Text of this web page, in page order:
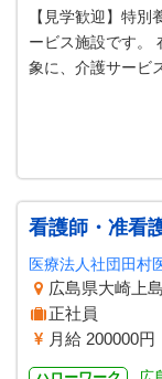
【見学歓迎】特
ービス施設です。
象に、介護サービ
看護師・准看
医療法人社団田村
広島県大崎上
正社員
月給 200000円